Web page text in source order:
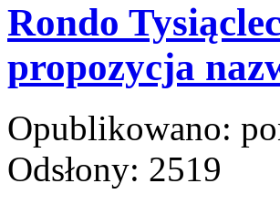
Rondo
propozycja
Opublikowano:
Odsłony: 2519